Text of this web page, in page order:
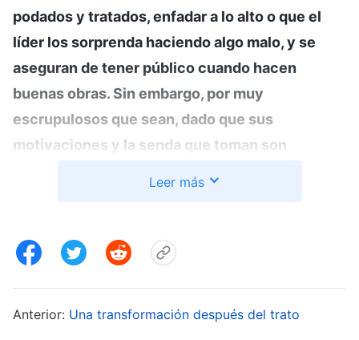
podados y tratados, enfadar a lo alto o que el
líder los sorprenda haciendo algo malo, y se
aseguran de tener público cuando hacen
buenas obras. Sin embargo, por muy
escrupulosos que sean, dado que sus
motivaciones y la senda que toman son
principios, interrumpen y perturban la obra de la
transgresiones. Es muy común que esas
Leer más
Anterior: Una transformación después del trato